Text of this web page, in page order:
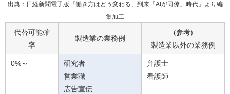
出典：日経新聞電子版『働き方はどう変わる、到来「AIが同僚」時代』より編
集加工
代替可能確
率
製造業の業務例
(参考)
製造業以外の業務例
0%～
研究者
営業職
広告宣伝
弁護士
看護師